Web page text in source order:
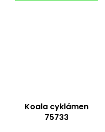
Koala cyklámen
75733